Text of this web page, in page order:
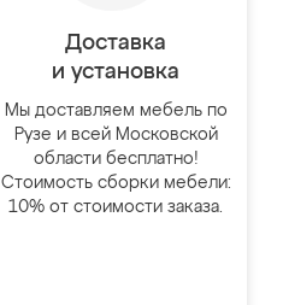
Доставка
и установка
Мы доставляем мебель по
Рузе и всей Московской
области бесплатно!
Стоимость сборки мебели:
10% от стоимости заказа.